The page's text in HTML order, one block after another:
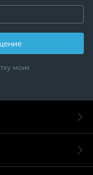
моих